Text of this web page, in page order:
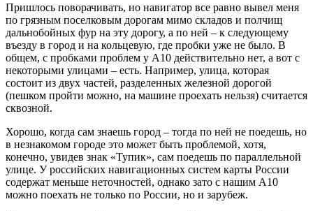
Пришлось поворачивать, но навигатор все равно вывел меня
по грязным поселковым дорогам мимо складов и полчищ
дальнобойных фур на эту дорогу, а по ней – к следующему
въезду в город и на кольцевую, где пробки уже не было. В
общем, с пробками проблем у A10 действительно нет, а вот с
некоторыми улицами – есть. Например, улица, которая
состоит из двух частей, разделенных железной дорогой
(пешком пройти можно, на машине проехать нельзя) считается
сквозной.
Хорошо, когда сам знаешь город – тогда по ней не поедешь, но
в незнакомом городе это может быть проблемой, хотя,
конечно, увидев знак «Тупик», сам поедешь по параллельной
улице. У российских навигационных систем карты России
содержат меньше неточностей, однако зато с нашим A10
можно поехать не только по России, но и зарубеж.